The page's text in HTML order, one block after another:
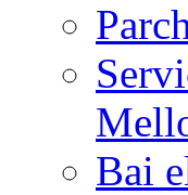
Bai